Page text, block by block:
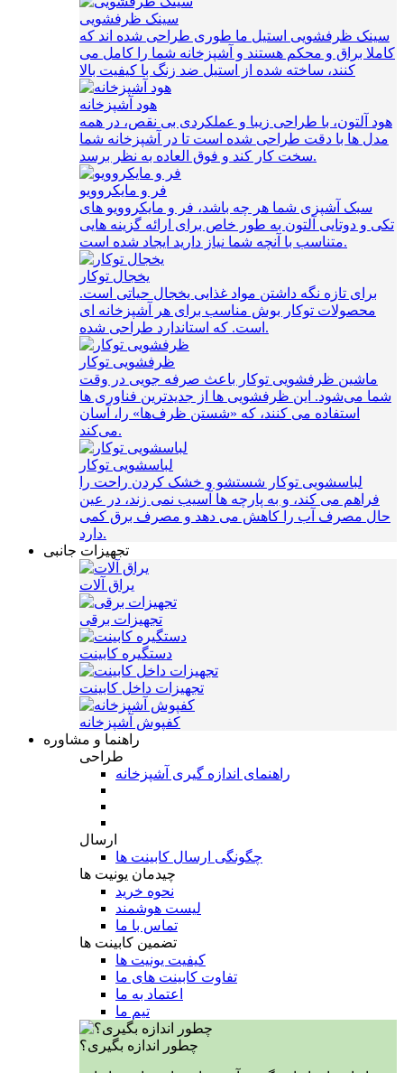
سینک ظرفشویی
سینک ظرفشویی استیل ما طوری طراحی شده اند که
کاملا براق و محکم هستند و آشپزخانه شما را کامل می
کنند، ساخته شده از استیل ضد زنگ با کیفیت بالا
هود آشپزخانه
هود آلتون، با طراحی زیبا و عملکردی بی نقص، در همه
مدل ها با دقت طراحی شده است تا در آشپزخانه شما
سخت کار کند و فوق العاده به نظر برسد.
فر و مایکروویو
سبک آشپزی شما هر چه باشد، فر و مایکروویو های
تکی و دوتایی آلتون به طور خاص برای ارائه گزینه هایی
متناسب با آنچه شما نیاز دارید ایجاد شده است.
یخجال توکار
برای تازه نگه داشتن مواد غذایی یخجال حیاتی است.
محصولات توکار بوش مناسب برای هر آشپزخانه ای
است. که استاندارد طراحی شده.
ظرفشویی توکار
ماشین ظرفشویی توکار باعث صرفه‌ جویی در وقت
شما می‌شود. این ظرفشویی ها از جدیدترین فناوری ها
استفاده می کنند، که «شستن ظرف‌ها» را، آسان
می‌کند.
لباسشویی توکار
لباسشویی توکار شستشو و خشک کردن راحت را
فراهم می کند، و به پارچه ها آسیب نمی زند، در عین
حال مصرف آب را کاهش می دهد و مصرف برق کمی
دارد.
تجهیزات جانبی
یراق آلات
تجهیزات برقی
دستگیره کابینت
تجهیزات داخل کابینت
کفپوش آشپزخانه
راهنما و مشاوره
طراحی
راهنمای اندازه گیری آشپزخانه
ارسال
چگونگی ارسال کابینت ها
چیدمان یونیت ها
نحوه خرید
لیست هوشمند
تماس با ما
تضمین کابینت ها
کیفیت یونیت ها
تفاوت کابینت های ما
اعتماد به ما
تیم ما
چطور اندازه بگیری؟